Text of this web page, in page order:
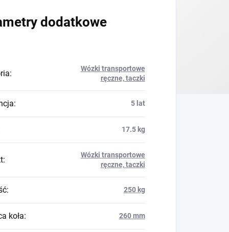
dodatkowe
:
Wózki transportowe
ręczne, taczki
: 5 lat
17.5 kg
:
Wózki transportowe
ręczne, taczki
: 250 kg
koła: 260 mm